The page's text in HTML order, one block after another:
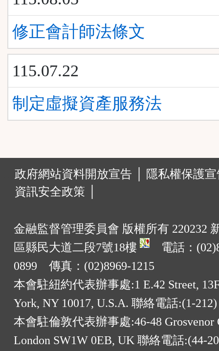
清
單)
查
看
單)
ENTER
查
清
單)
修正會計師法條文
115.07.22
制定虛擬資產服務法
政府網站資料開放宣告 │
隱私權保護
資訊安全政策 │
金融監督管理委員會 版權所有 220232
區縣民大道二段7號18樓
電話：
0899 傳真：(02)8969-1215
本會駐紐約代表辦事處:1 E.42 Street,
York, NY 10017, U.S.A. 聯絡電話:(1-212)
本會駐倫敦代表辦事處:46-48 Grosvenor
London SW1W 0EB, UK 聯絡電話:(44-